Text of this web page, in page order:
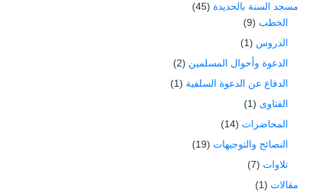
مسجد السنة بالحديدة (45)
الخطب (9)
الدروس (1)
الدعوة وأحوال المسلمين (2)
الدفاع عن الدعوة السلفية (1)
الفتاوى (1)
المحاضرات (14)
النصائح والتوجيهات (19)
تلاوات (7)
مقالات (1)